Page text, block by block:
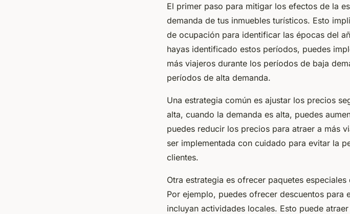
El primer paso para mitigar los efectos de la
demanda de tus inmuebles turísticos. Esto
de ocupación para identificar las épocas del
hayas identificado estos períodos, puedes
más viajeros durante los períodos de baja
períodos de alta demanda.
Una estrategia común es ajustar los precios
alta, cuando la demanda es alta, puedes
puedes reducir los precios para atraer a más
ser implementada con cuidado para evitar la
clientes.
Otra estrategia es ofrecer paquetes
Por ejemplo, puedes ofrecer descuentos para
incluyan actividades locales. Esto puede